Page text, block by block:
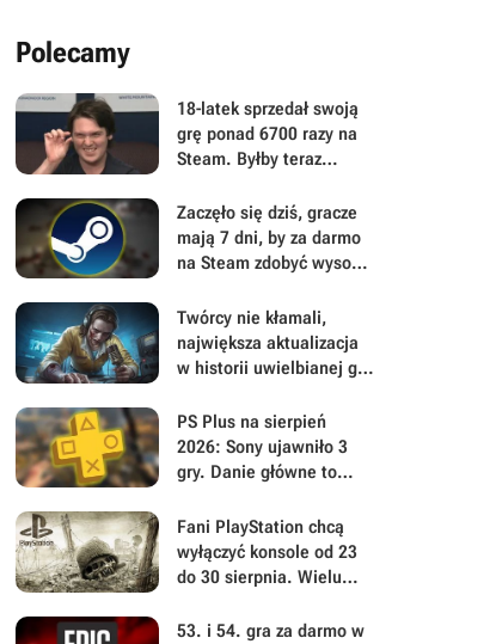
Polecamy
18-latek sprzedał swoją
grę ponad 6700 razy na
Steam. Byłby teraz
kupujących nie dokonało
zwrotu
Zaczęło się dziś, gracze
mają 7 dni, by za darmo
na Steam zdobyć wysoko
postapokaliptyczną
strzelankę
Twórcy nie kłamali,
największa aktualizacja
w historii uwielbianej gry
jest gigantyczna. Build
42 ulepsza Project
Zomboid w każdym calu
PS Plus na sierpień
2026: Sony ujawniło 3
gry. Danie główne to
hit z otwartym światem
Fani PlayStation chcą
wyłączyć konsole od 23
do 30 sierpnia. Wielu
powodzenie akcji
53. i 54. gra za darmo w